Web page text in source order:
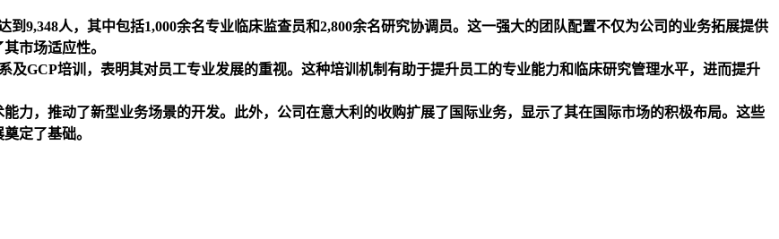
到9,348人，其中包括1,000余名专业临床监查员和2,800余名研究协调员。这一强大的团队配置不仅为公司的业务拓展提供
市场适应性。
及GCP培训，表明其对员工专业发展的重视。这种培训机制有助于提升员工的专业能力和临床研究管理水平，进而提升
力，推动了新型业务场景的开发。此外，公司在意大利的收购扩展了国际业务，显示了其在国际市场的积极布局。这些
定了基础。